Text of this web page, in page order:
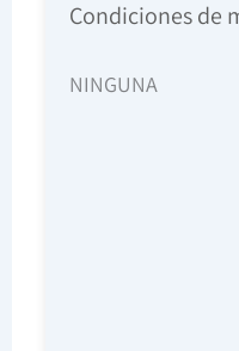
Condiciones de
NINGUNA